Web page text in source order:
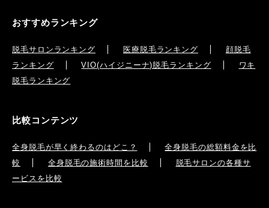
おすすめランキング
脱毛サロンランキング 医療脱毛ランキング
顔脱毛
ランキング
VIO(ハイジニーナ)脱毛ランキング
ワキ
脱毛ランキング
比較コンテンツ
全身脱毛が早く終わるのはどこ？
全身脱毛の総額料金を比
較
全身脱毛の施術時間を比較
脱毛サロンの各種サ
ービスを比較